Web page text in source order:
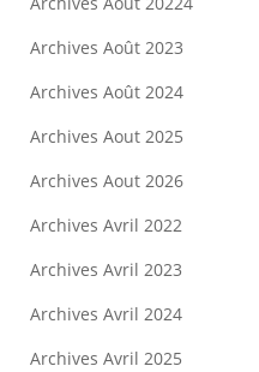
Archives Août 2023
Archives Août 2024
Archives Aout 2025
Archives Aout 2026
Archives Avril 2022
Archives Avril 2023
Archives Avril 2024
Archives Avril 2025